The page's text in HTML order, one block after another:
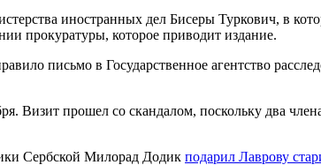
иностранных дел Бисеры Туркович, в
прокуратуры, которое приводит издание.
письмо в Государственное агентство
Визит прошел со скандалом, поскольку два
Сербской Милорад Додик подарил Лаврову